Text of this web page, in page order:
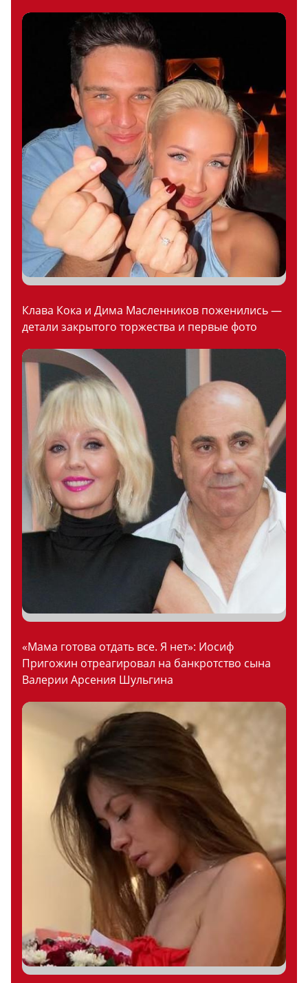
Клава Кока и Дима Масленников поженились —
детали закрытого торжества и первые фото
«Мама готова отдать все. Я нет»: Иосиф
Пригожин отреагировал на банкротство сына
Валерии Арсения Шульгина